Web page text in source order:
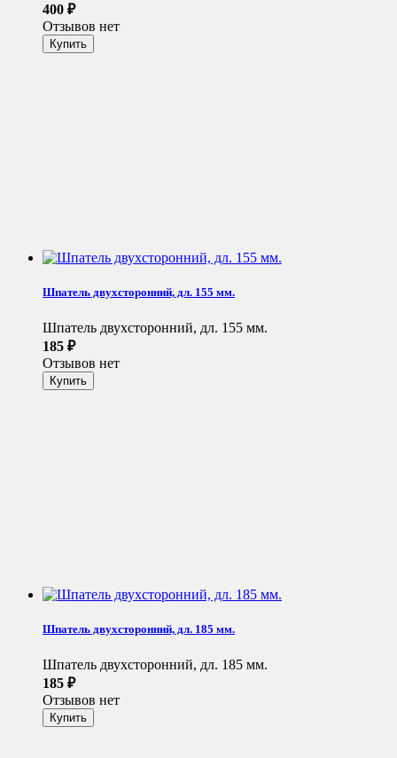
400 ₽
Отзывов нет
Шпатель двухсторонний, дл. 155 мм.
Шпатель двухсторонний, дл. 155 мм.
185 ₽
Отзывов нет
Шпатель двухсторонний, дл. 185 мм.
Шпатель двухсторонний, дл. 185 мм.
185 ₽
Отзывов нет